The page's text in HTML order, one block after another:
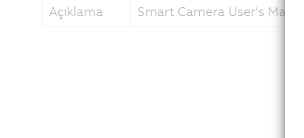
Açıklama
Smart Camera User's Manual